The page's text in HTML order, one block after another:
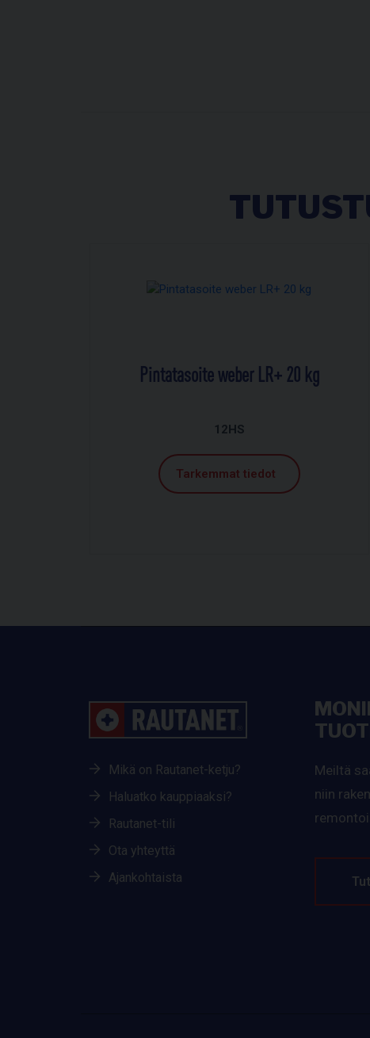
Pintatasoite weber LR+ 20 kg
12HS
Tarkemmat tiedot
Mikä on Rautanet-ketju?
Haluatko kauppiaaksi?
Rautanet-tili
Ota yhteyttä
Ajankohtaista
Meiltä
niin